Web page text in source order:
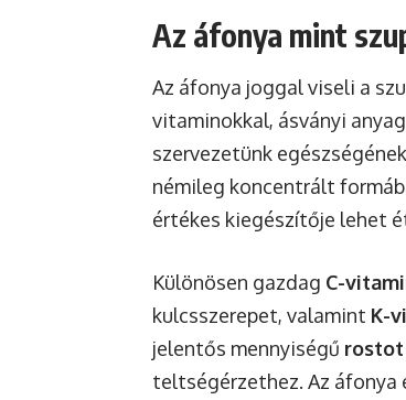
Az áfonya mint
Az áfonya joggal viseli a
vitaminokkal, ásványi
szervezetünk
némileg koncentrált
értékes kiegészítője lehet
Különösen gazdag C-
kulcsszerepet, valamint K-
jelentős mennyiségű rostot
teltségérzethez. Az áfonya